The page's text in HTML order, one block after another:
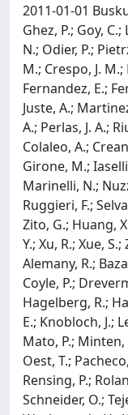
2011-01-01
Ghez, P.; Goy,
N.; Odier, P.;
M.; Crespo, J.
Fernandez, E.;
Juste, A.;
A.; Perlas, J. A.;
Colaleo, A.;
Girone, M.;
Marinelli, N.;
Ruggieri, F.;
Zito, G.; Huang,
Y.; Xu, R.; Xue,
Alemany, R.;
Coyle, P.;
Hagelberg, R.;
E.; Knobloch, J.;
Mato, P.; Minten,
Oest, T.;
Rensing, P.;
Schneider, O.;